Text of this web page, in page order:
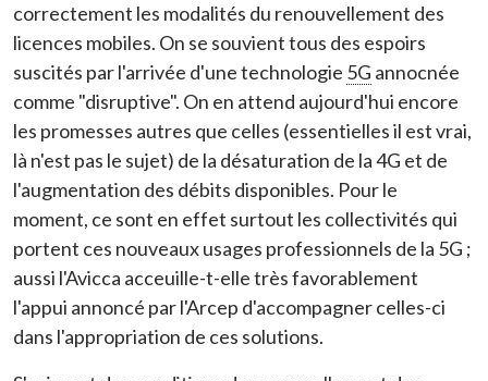
correctement les modalités du renouvellement des
licences mobiles. On se souvient tous des espoirs
suscités par l'arrivée d'une technologie 5G annocnée
comme "disruptive". On en attend aujourd'hui encore
les promesses autres que celles (essentielles il est vrai,
là n'est pas le sujet) de la désaturation de la 4G et de
l'augmentation des débits disponibles. Pour le
moment, ce sont en effet surtout les collectivités qui
portent ces nouveaux usages professionnels de la 5G ;
aussi l'Avicca acceuille-t-elle très favorablement
l'appui annoncé par l'Arcep d'accompagner celles-ci
dans l'appropriation de ces solutions.